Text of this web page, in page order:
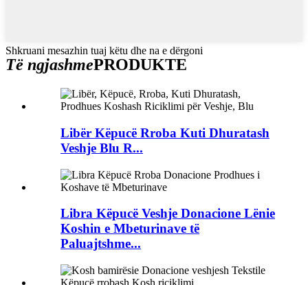
Shkruani mesazhin tuaj këtu dhe na e dërgoni
Të ngjashmePRODUKTE
Libër Këpucë Rroba Kuti Dhuratash
Veshje Blu R...
Libra Këpucë Veshje Donacione Lënie
Koshin e Mbeturinave të
Paluajtshme...